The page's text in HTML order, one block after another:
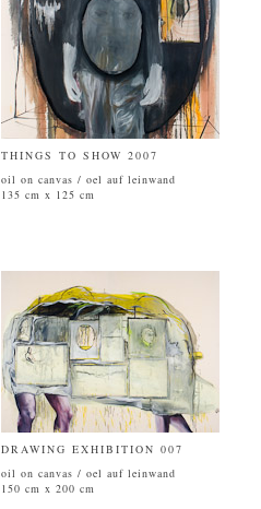
THINGS TO SHOW 2007
oil on canvas / oel auf leinwand
135 cm x 125 cm
DRAWING EXHIBITION 007
oil on canvas / oel auf leinwand
150 cm x 200 cm